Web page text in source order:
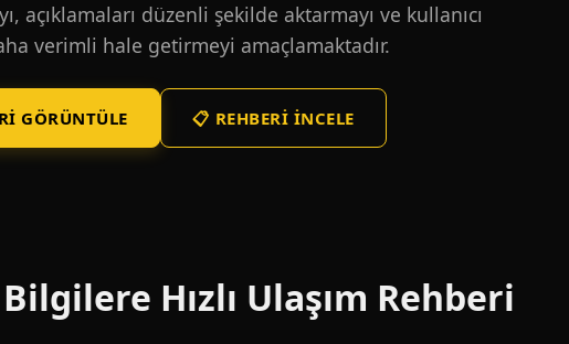
açıklamaları düzenli şekilde aktarmayı ve kullanıcı
verimli hale getirmeyi amaçlamaktadır.
GÖRÜNTÜLE 📋 REHBERI İNCELE
Hızlı Ulaşım Rehberi